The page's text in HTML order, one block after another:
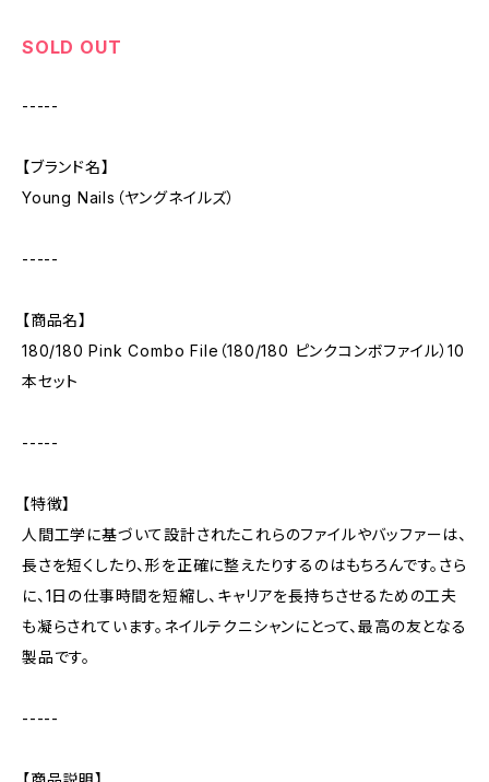
SOLD OUT
-----
【ブランド名】
Young Nails（ヤングネイルズ）
-----
【商品名】
180/180 Pink Combo File（180/180 ピンクコンボファイル）10
本セット
-----
【特徴】
人間工学に基づいて設計されたこれらのファイルやバッファーは、
長さを短くしたり、形を正確に整えたりするのはもちろんです。さら
に、1日の仕事時間を短縮し、キャリアを長持ちさせるための工夫
も凝らされています。ネイルテクニシャンにとって、最高の友となる
製品です。
-----